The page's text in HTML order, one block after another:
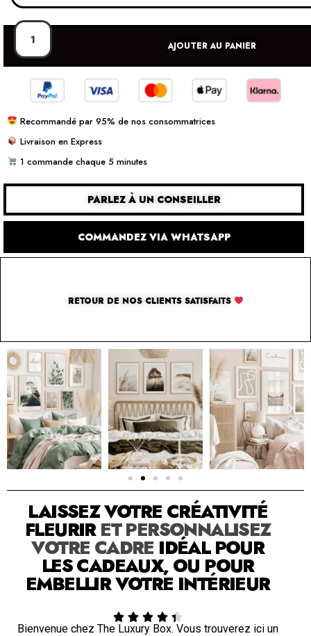
AJOUTER AU PANIER
Recommandé par 95% de nos consommatrices
Livraison en Express
1 commande chaque 5 minutes
PARLEZ À UN CONSEILLER
COMMANDEZ VIA WHATSAPP
RETOUR DE NOS CLIENTS SATISFAITS
SOLUTION PAR THE LUXURY BOX & CO
LAISSEZ VOTRE CRÉATIVITÉ
FLEURIRET PERSONNALISEZ
VOTRE CADRE IDÉAL POUR
LES CADEAUX, OU POUR
EMBELLIR VOTRE INTÉRIEUR
    
Bienvenue chez The Luxury Box. Vous trouverez ici un